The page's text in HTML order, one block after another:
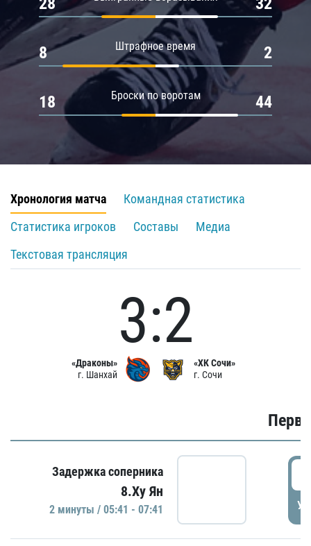
Штрафное время
8 2
Броски по воротам
18 44
Хронология матча
Командная статистика
Статистика игроков
Составы
Медиа
Текстовая трансляция
«Драконы»
г. Шанхай
3:2
«ХК Сочи»
г. Сочи
Задержка соперника
8.Ху Ян
2 минуты / 05:41 - 07:41